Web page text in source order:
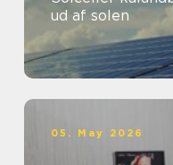
ud af solen
05. May 2026